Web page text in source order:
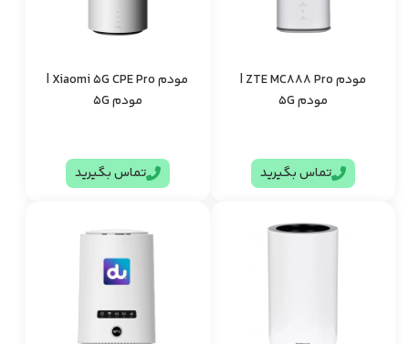
مودم ZTE MC888 Pro |
مودم 5G
تماس بگیرید
مودم Xiaomi 5G CPE Pro |
مودم 5G
تماس بگیرید